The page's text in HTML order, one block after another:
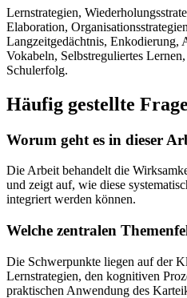
Lernstrategien,
Elaboration,
Langzeitgedächtnis, Enkodierung,
Vokabeln, Selbstreguliertes
Schulerfolg.
Häufig gestellte
Worum geht es in dieser
Die Arbeit behandelt die
und zeigt auf, wie diese
integriert werden können.
Welche zentralen
Die Schwerpunkte liegen auf der
Lernstrategien, den kognitiven
praktischen Anwendung des